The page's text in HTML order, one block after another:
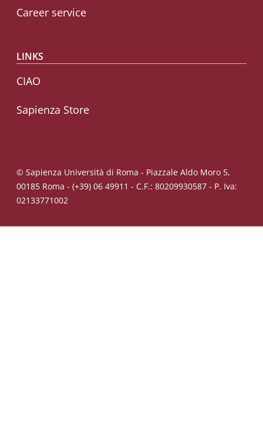
Career service
LINKS
CIAO
Sapienza Store
© Sapienza Università di Roma - Piazzale Aldo Moro 5,
00185 Roma - (+39) 06 49911 - C.F.: 80209930587 - P. Iva:
02133771002